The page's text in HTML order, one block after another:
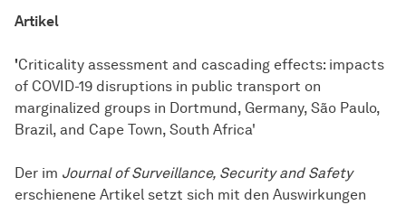
Artikel
'Criticality assessment and cascading effects: impacts
of COVID-19 disruptions in public transport on
marginalized groups in Dortmund, Germany, São Paulo,
Brazil, and Cape Town, South Africa'
Der im Journal of Surveillance, Security and Safety
erschienene Artikel setzt sich mit den Auswirkungen